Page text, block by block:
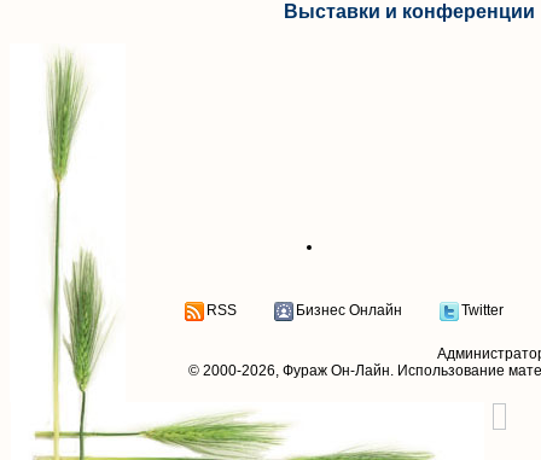
Выставки и конференции
RSS Бизнес Онлайн Twitter
© 2000-2026, Фураж Он-Лайн. Использование